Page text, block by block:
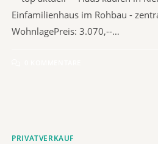
Einfamilienhaus im Rohbau -
WohnlagePreis: 3.070,--…
PRIVATVERKAUF